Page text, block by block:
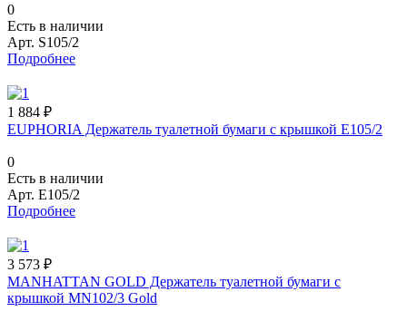
0
Есть в наличии
Арт. S105/2
Подробнее
1 884 ₽
EUPHORIA Держатель туалетной бумаги с крышкой E105/2
0
Есть в наличии
Арт. E105/2
Подробнее
3 573 ₽
MANHATTAN GOLD Держатель туалетной бумаги с
крышкой MN102/3 Gold